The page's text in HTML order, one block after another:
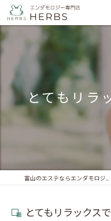
とてもリラ
とてもリラックス